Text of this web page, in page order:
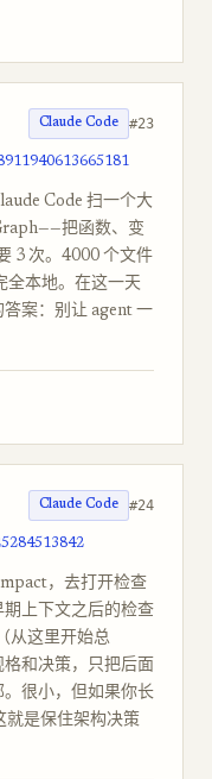
Claude Code #23
Code 扫一个大
把函数、变
3 次。4000 个文件
全本地。在这一天
案：别让 agent 一
Claude Code #24
，去打开检查
上下文之后的检查
从这里开始总
和决策，只把后面
很小，但如果你长
就是保住架构决策